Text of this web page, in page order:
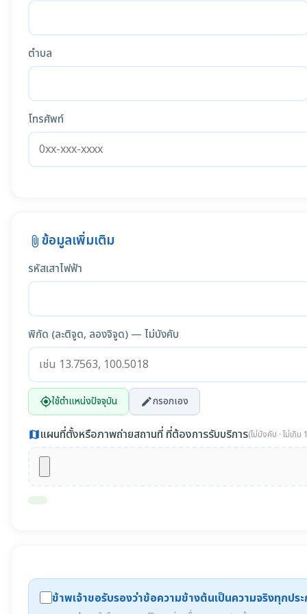
ตำบล
โทรศัพท์
attach_file ข้อมูลเพิ่มเติม
รหัสเสาไฟฟ้า
พิกัด (ละติจูด, ลองจิจูด) — ไม่บังคับ
my_locationใช้ตำแหน่งปัจจุบัน editกรอกเอง
mapแผนที่ตั้งหรือภาพถ่ายสถานที่ ที่ต้องการรับบริการ(ไม่บังคับ · ไม่เกิน
ข้าพเจ้าขอรับรองว่าข้อความข้างต้นเป็นความจริงทุกประ